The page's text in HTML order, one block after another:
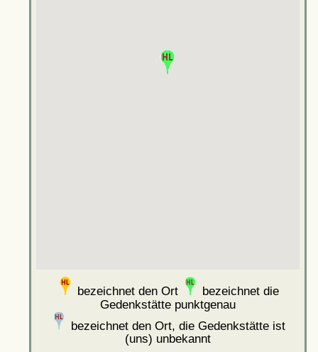
bezeichnet den Ort
bezeichnet die
Gedenkstätte punktgenau
bezeichnet den Ort, die Gedenkstätte ist
(uns) unbekannt